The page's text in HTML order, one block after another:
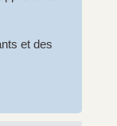
et des